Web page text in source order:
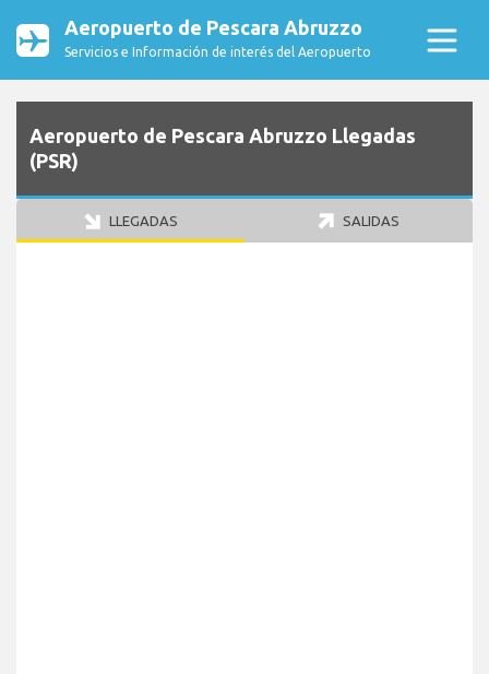
Aeropuerto de Pescara Abruzzo
Servicios e Información de interés del Aeropuerto
Aeropuerto de Pescara Abruzzo Llegadas
(PSR)
LLEGADAS SALIDAS